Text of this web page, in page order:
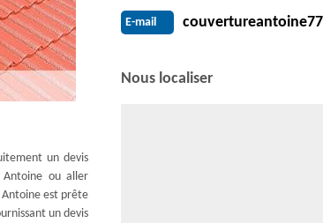
un devis
ou aller
est prête
un devis
E-mail
Nous localiser